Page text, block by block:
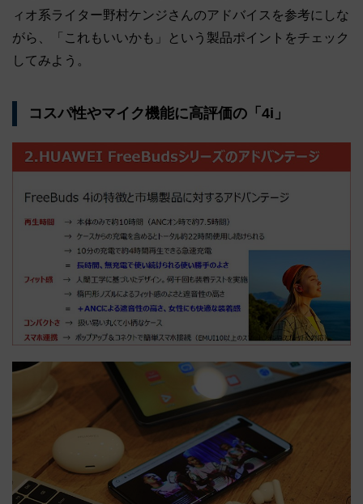
ィオ系ライター野村ケンジさんのアドバイスを参考にしな
がら、「これもいいかも」という製品ポイントをチェック
してみよう。
コスパ性やマイク機能に高評価の「4i」